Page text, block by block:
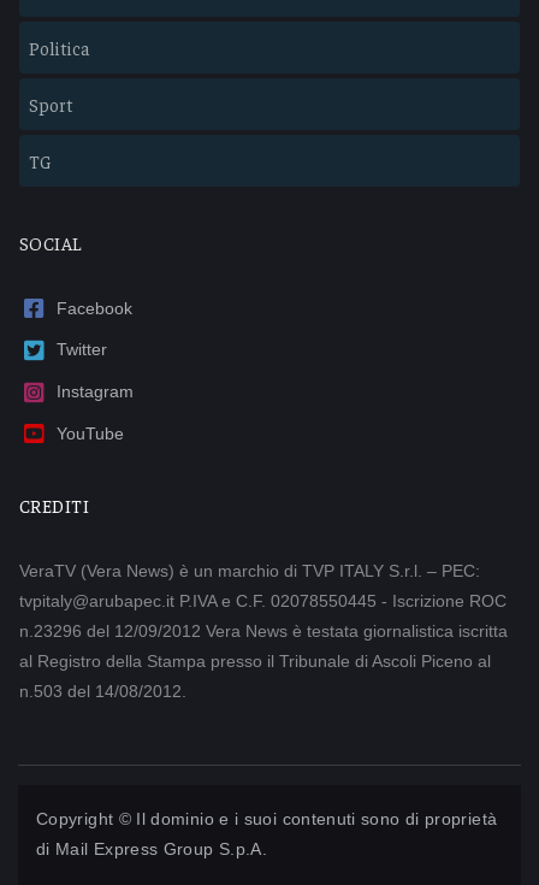
Politica
Sport
TG
SOCIAL
Facebook
Twitter
Instagram
YouTube
CREDITI
VeraTV (Vera News) è un marchio di TVP ITALY S.r.l. – PEC:
tvpitaly@arubapec.it P.IVA e C.F. 02078550445 - Iscrizione ROC
n.23296 del 12/09/2012 Vera News è testata giornalistica iscritta
al Registro della Stampa presso il Tribunale di Ascoli Piceno al
n.503 del 14/08/2012.
Copyright © Il dominio e i suoi contenuti sono di proprietà
di Mail Express Group S.p.A.